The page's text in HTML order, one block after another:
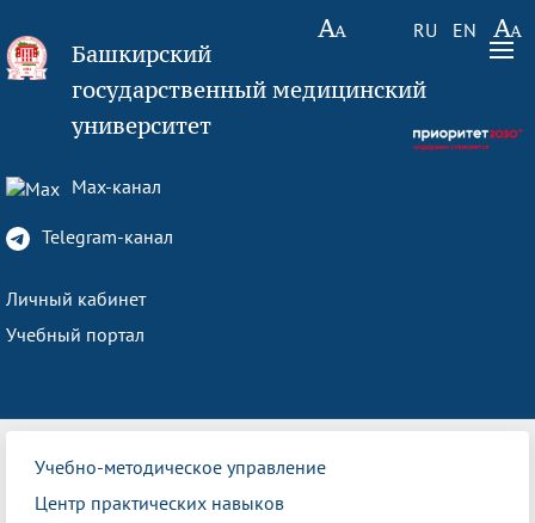
RU EN
Башкирский
государственный медицинский
университет
Max-канал
Telegram-канал
Личный кабинет
Учебный портал
Учебно-методическое управление
Центр практических навыков